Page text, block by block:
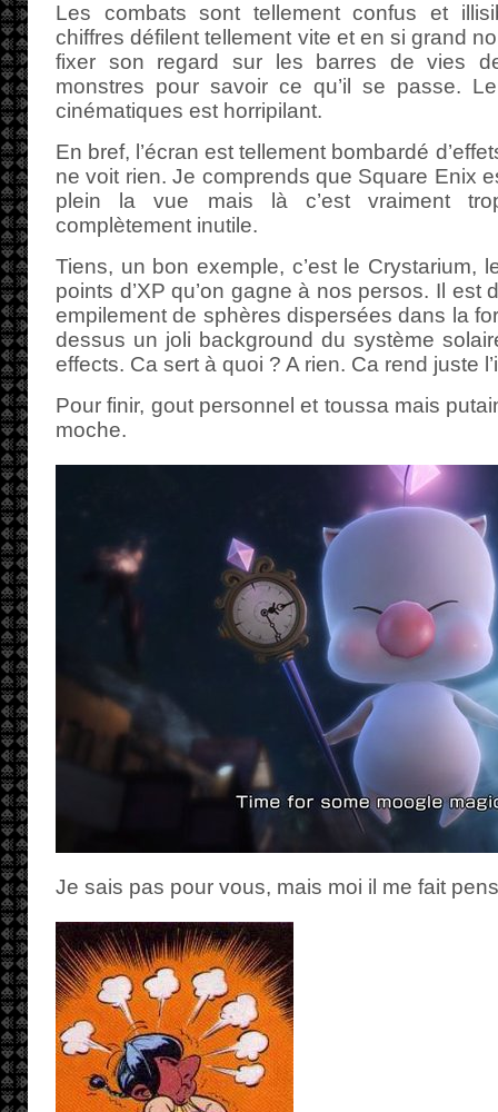
Les combats sont tellement confus et
chiffres défilent tellement vite et en si grand
fixer son regard sur les barres de vies
monstres pour savoir ce qu’il se passe.
cinématiques est horripilant.
En bref, l’écran est tellement bombardé
ne voit rien. Je comprends que Square Enix
plein la vue mais là c’est vraiment
complètement inutile.
Tiens, un bon exemple, c’est le Crystarium,
points d’XP qu’on gagne à nos persos. Il est
empilement de sphères dispersées dans la
dessus un joli background du système
effects. Ca sert à quoi ? A rien. Ca rend juste
Pour finir, gout personnel et toussa mais
moche.
Je sais pas pour vous, mais moi il me fait